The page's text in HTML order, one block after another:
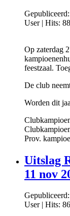
User| Hits:
Op zaterdag
feestzaal.
De club
Worden dit
Prov.
Uitslag
11 nov
User| Hits: